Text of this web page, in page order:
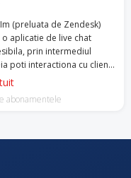
(preluata de Zendesk)
o aplicatie de live chat
prin intermediul
poti interactiona cu clientii
convinge potentialii
abonamentele